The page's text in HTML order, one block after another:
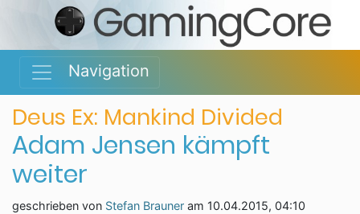
Navigation
Deus Ex: Mankind Divided
Adam Jensen kämpft
weiter
geschrieben von Stefan Brauner am 10.04.2015, 04:10